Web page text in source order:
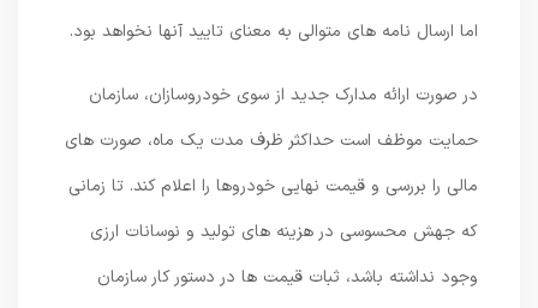
اما ارسال نامه های متوالی به معنای تایید آنها نخواهد بود.
در صورت ارائه مدارک جدید از سوی خودروسازان، سازمان
حمایت موظف است حداکثر ظرف مدت یک ماه، صورت های
مالی را بررسی و قیمت نهایی خودروها را اعلام کند. تا زمانی
که جهش محسوسی در هزینه های تولید و نوسانات ارزی
وجود نداشته باشد، ثبات قیمت ها در دستور کار سازمان